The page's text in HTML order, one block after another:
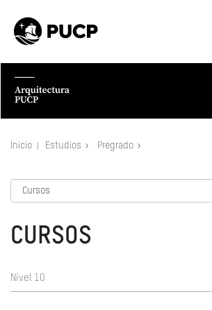
Inicio Estudios Pregrado
CURSOS
Nivel 10